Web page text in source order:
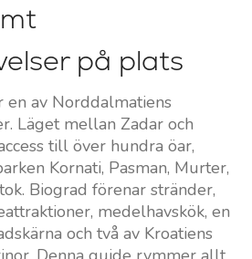
på plats
en av Norddalmatiens
Läget mellan Zadar och
till över hundra öar,
Kornati, Pasman, Murter,
Biograd förenar stränder,
medelhavskök, en
och två av Kroatiens